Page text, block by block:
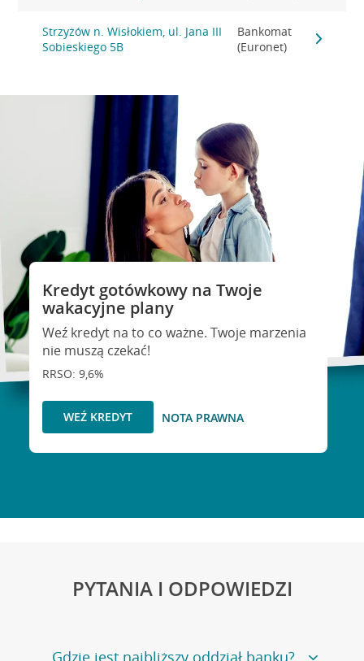
Strzyżów n. Wisłokiem, ul. Jana III
Sobieskiego 5B
Bankomat
(Euronet)
Kredyt gotówkowy na Twoje
wakacyjne plany
Weź kredyt na to co ważne. Twoje marzenia
nie muszą czekać!
RRSO: 9,6%
WEŹ KREDYT NOTA PRAWNA
PYTANIA I ODPOWIEDZI
Gdzie jest najbliższy oddział banku?